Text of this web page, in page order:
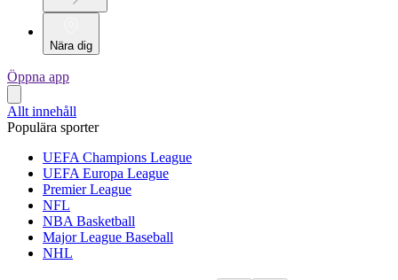
Nära dig
Öppna app
Allt innehåll
Populära sporter
UEFA Champions League
UEFA Europa League
Premier League
NFL
NBA Basketball
Major League Baseball
NHL